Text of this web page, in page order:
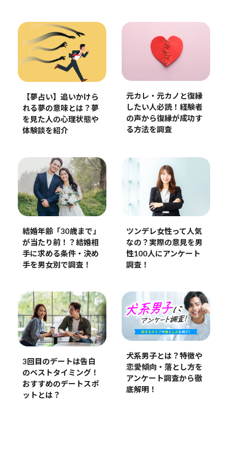
【夢占い】追いかけら
れる夢の意味とは？夢
を見た人の心理状態や
体験談を紹介
元カレ・元カノと復縁
したい人必読！経験者
の声から復縁が成功す
る方法を調査
結婚年齢「30歳まで」
が当たり前！？結婚相
手に求める条件・決め
手を男女別で調査！
ツンデレ女性って人気
なの？実際の意見を男
性100人にアンケート
調査！
3回目のデートは告白
のベストタイミング！
おすすめのデートスポ
ットとは？
犬系男子とは？特徴や
恋愛傾向・落とし方を
アンケート調査から徹
底解明！